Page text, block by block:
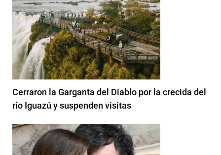
Cerraron la Garganta del Diablo por la crecida del
río Iguazú y suspenden visitas